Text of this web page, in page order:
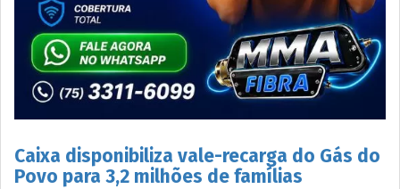
Caixa disponibiliza vale-recarga do Gás do
Povo para 3,2 milhões de famílias